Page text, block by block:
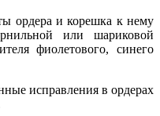
ордера и корешка к нему
или шариковой
фиолетового, синего
исправления в ордерах